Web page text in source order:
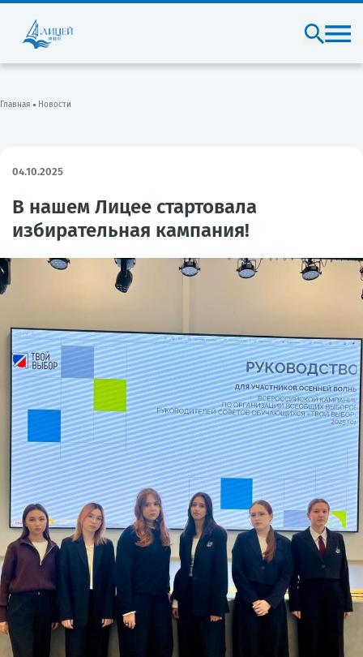
Главная Новости
04.10.2025
В нашем Лицее стартовала
избирательная кампания!